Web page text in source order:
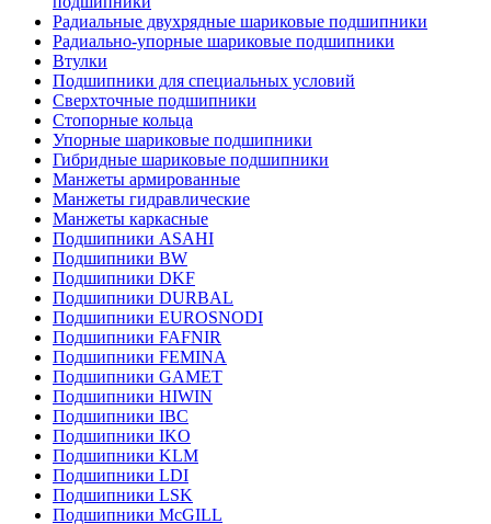
Радиальные двухрядные шариковые подшипники
Радиально-упорные шариковые подшипники
Втулки
Подшипники для специальных условий
Сверхточные подшипники
Стопорные кольца
Упорные шариковые подшипники
Гибридные шариковые подшипники
Манжеты армированные
Манжеты гидравлические
Манжеты каркасные
Подшипники ASAHI
Подшипники BW
Подшипники DKF
Подшипники DURBAL
Подшипники EUROSNODI
Подшипники FAFNIR
Подшипники FEMINA
Подшипники GAMET
Подшипники HIWIN
Подшипники IBC
Подшипники IKO
Подшипники KLM
Подшипники LDI
Подшипники LSK
Подшипники McGILL